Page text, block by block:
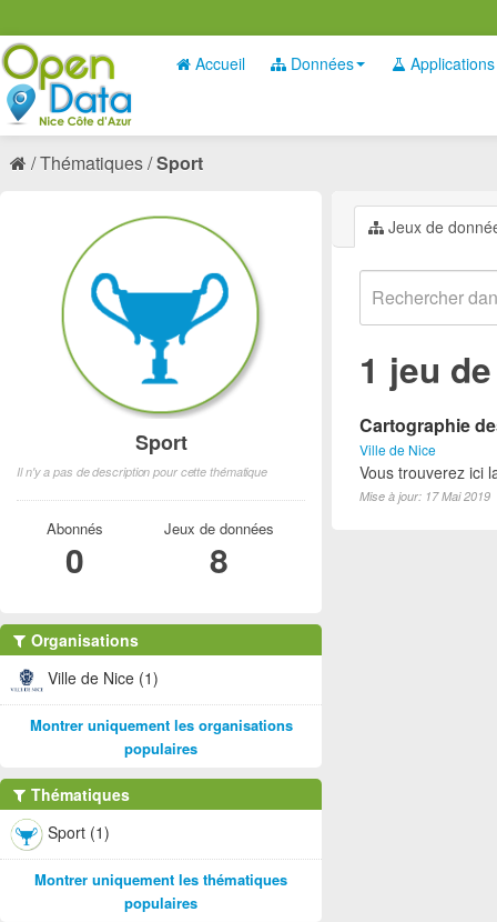
Accueil Données Applications
Thématiques Sport
Jeux de
1 jeu
Cartographie
Ville de Nice
Vous trouverez ici
Mise à jour: 17 Mai 2019
Sport
Il n'y a pas de description pour cette thématique
Abonnés
0
Jeux de données
8
Organisations
Ville de Nice (1)
Montrer uniquement les organisations
populaires
Thématiques
Sport (1)
Montrer uniquement les thématiques
populaires